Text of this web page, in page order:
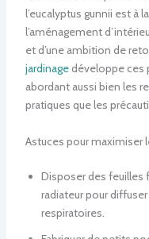
l’eucalyptus gunnii est à
l’aménagement
et d’une ambition de
jardinagedéveloppe ces
abordant aussi bien les
pratiques que les
Astuces pour maximiser
Disposer des feuilles
radiateur pour
respiratoires.